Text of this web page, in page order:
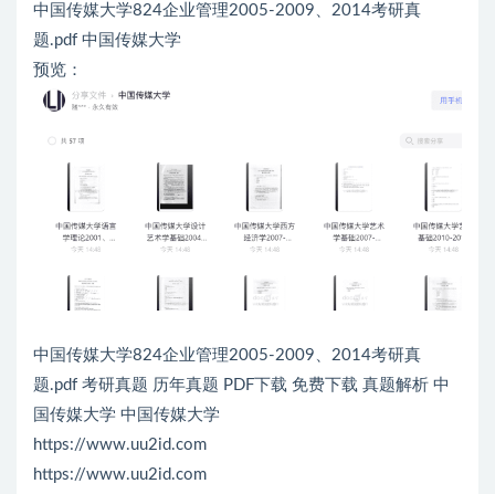
中国传媒大学824企业管理2005-2009、2014考研真
题.pdf 中国传媒大学
预览：
中国传媒大学824企业管理2005-2009、2014考研真
题.pdf 考研真题 历年真题 PDF下载 免费下载 真题解析 中
国传媒大学 中国传媒大学
https://www.uu2id.com
https://www.uu2id.com